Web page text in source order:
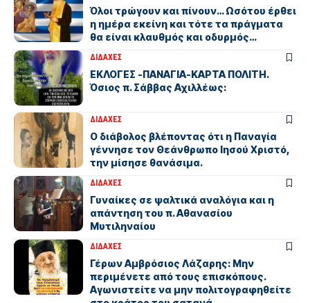
Όλοι τρώγουν και πίνουν… Ωσότου έρθει
η ημέρα εκείνη και τότε τα πράγματα
θα είναι κλαυθμός και οδυρμός…
ΔΙΔΑΧΕΣ
ΕΚΛΟΓΕΣ -ΠΑΝΑΓΙΑ-ΚΑΡΤΑ ΠΟΛΙΤΗ.
Όσιος π. Σάββας Αχιλλέως:
ΔΙΔΑΧΕΣ
Ο διάβολος βλέποντας ότι η Παναγία
γέννησε τον Θεάνθρωπο Ιησού Χριστό,
την μίσησε θανάσιμα.
ΔΙΔΑΧΕΣ
Γυναίκες σε ψαλτικά αναλόγια και η
απάντηση του π. Αθανασίου
Μυτιληναίου
ΔΙΔΑΧΕΣ
Γέρων Αμβρόσιος Λάζαρης: Μην
περιμένετε από τους επισκόπους.
Αγωνιστείτε να μην πολιτογραφηθείτε